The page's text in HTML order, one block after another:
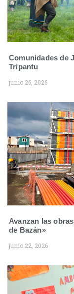
Comunidades de
Tripantu
junio 26, 2026
Avanzan las
de Bazán»
junio 22, 2026